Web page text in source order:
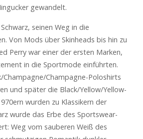
gewandelt.
seinen Weg in die
Von Mods über Skinheads bis hin zu
Perry war einer der ersten Marken,
in die Sportmode einführten.
Champagne/Champagne-Poloshirts
und später die Black/Yellow/Yellow-
wurden zu Klassikern der
wurde das Erbe des Sportswear-
Weg vom sauberen Weiß des